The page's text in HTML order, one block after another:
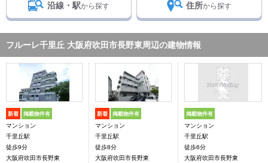
沿線・駅から探す 住所から探す
フルーレ千里丘 大阪府吹田市長野東周辺の建物情報
新着 掲載物件有
マンション
千里丘駅
徒歩9分
大阪府吹田市長野東
新着 掲載物件有
マンション
千里丘駅
徒歩8分
大阪府吹田市長野東
掲載物件有
マンション
千里丘駅
徒歩6分
大阪府吹田市長野東